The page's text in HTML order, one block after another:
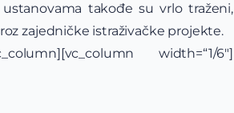
takođe su vrlo traženi,
zajedničke istraživačke projekte.
width=“1/6″]